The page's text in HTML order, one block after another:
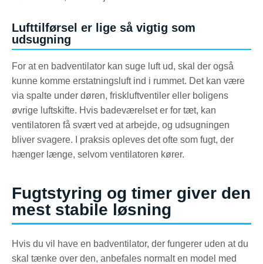
Lufttilførsel er lige så vigtig som
udsugning
For at en badventilator kan suge luft ud, skal der også
kunne komme erstatningsluft ind i rummet. Det kan være
via spalte under døren, friskluftventiler eller boligens
øvrige luftskifte. Hvis badeværelset er for tæt, kan
ventilatoren få svært ved at arbejde, og udsugningen
bliver svagere. I praksis opleves det ofte som fugt, der
hænger længe, selvom ventilatoren kører.
Fugtstyring og timer giver den
mest stabile løsning
Hvis du vil have en badventilator, der fungerer uden at du
skal tænke over den, anbefales normalt en model med